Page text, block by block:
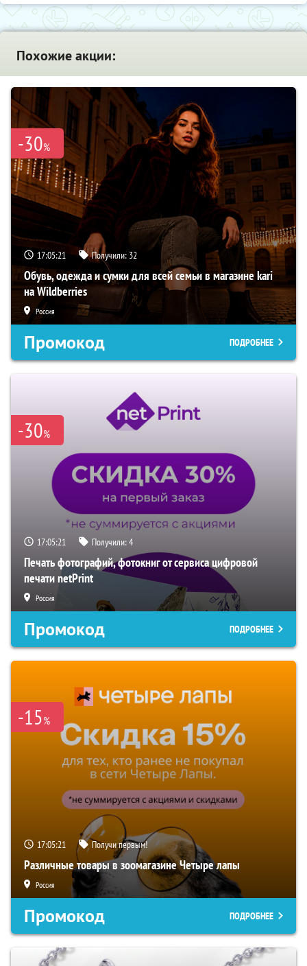
Похожие акции:
-30%
17:05:20 Получили: 32
Обувь, одежда и сумки для всей семьи в магазине kari
на Wildberries
Россия
Промокод ПОДРОБНЕЕ
-30%
17:05:20 Получили:4
Печать фотографий, фотокниг от сервиса цифровой
печати netPrint
Россия
Промокод ПОДРОБНЕЕ
-15%
17:05:20 Получи первым!
Различные товары в зоомагазине Четыре лапы
Россия
Промокод ПОДРОБНЕЕ